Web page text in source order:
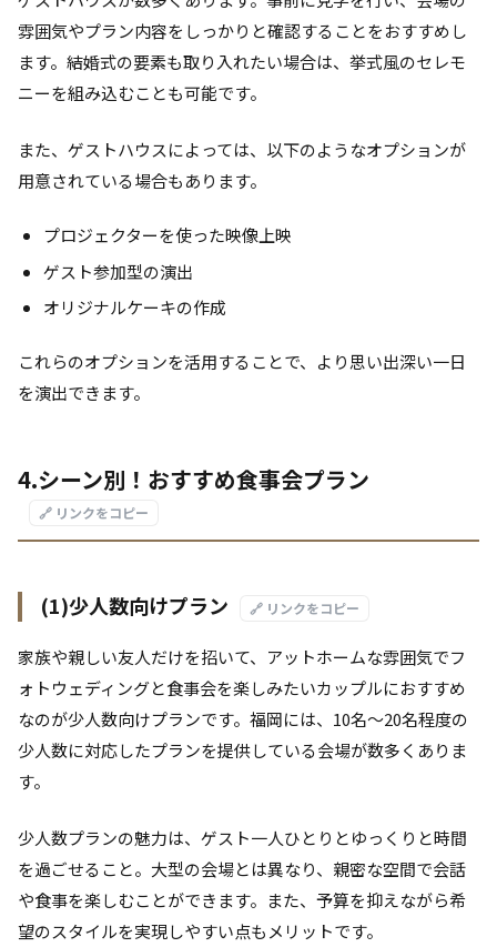
雰囲気やプラン内容をしっかりと確認することをおすすめし
ます。結婚式の要素も取り入れたい場合は、挙式風のセレモ
ニーを組み込むことも可能です。
また、ゲストハウスによっては、以下のようなオプションが
用意されている場合もあります。
プロジェクターを使った映像上映
ゲスト参加型の演出
オリジナルケーキの作成
これらのオプションを活用することで、より思い出深い一日
を演出できます。
4.シーン別！おすすめ食事会プラン
🔗 リンクをコピー
(1)少人数向けプラン 🔗 リンクをコピー
家族や親しい友人だけを招いて、アットホームな雰囲気でフ
ォトウェディングと食事会を楽しみたいカップルにおすすめ
なのが少人数向けプランです。福岡には、10名～20名程度の
少人数に対応したプランを提供している会場が数多くありま
す。
少人数プランの魅力は、ゲスト一人ひとりとゆっくりと時間
を過ごせること。大型の会場とは異なり、親密な空間で会話
や食事を楽しむことができます。また、予算を抑えながら希
望のスタイルを実現しやすい点もメリットです。